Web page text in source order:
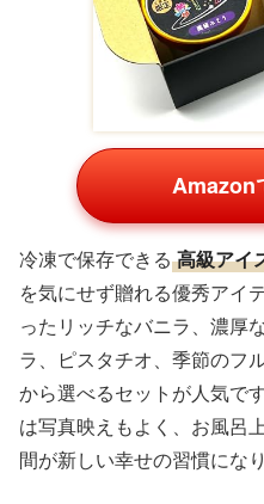
Amazon
冷凍で保存できる 高級アイ
を気にせず贈れる優秀アイ
ったリッチなバニラ、濃厚
ラ、ピスタチオ、季節のフ
から選べるセットが人気で
は写真映えもよく、お風呂
間が新しい幸せの習慣になり